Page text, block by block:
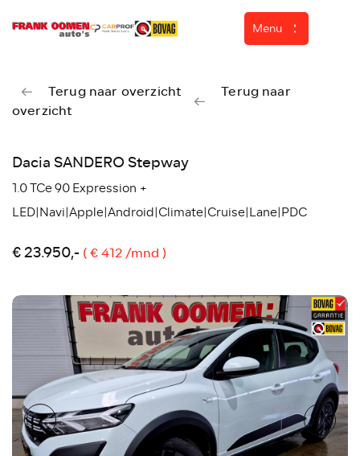
Menu
Home
Aanbod
Diensten
Over ons
Verkocht
Terug naar overzicht
Terug naar
overzicht
Dacia SANDERO Stepway
1.0 TCe 90 Expression +
LED|Navi|Apple|Android|Climate|Cruise|Lane|PDC
€ 23.950,- ( € 412 /mnd )